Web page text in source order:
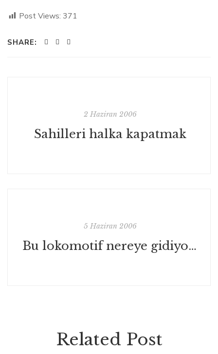
Post Views: 371
SHARE:
2 Haziran 2006
Sahilleri halka kapatmak
5 Haziran 2006
Bu lokomotif nereye gidiyor?
Related Post